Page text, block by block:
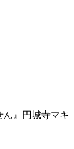
ん』円城寺マキ